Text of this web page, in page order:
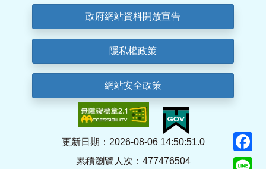
政府網站資料開放宣告
隱私權政策
網站安全政策
更新日期：2026-08-06 14:50:51.0
累積瀏覽人次：477476504